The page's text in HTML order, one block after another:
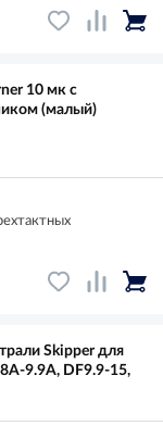
10 мк с
(малый)
Skipper для
9.9A, DF9.9-15,